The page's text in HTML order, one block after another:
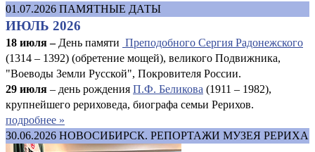
01.07.2026 ПАМЯТНЫЕ ДАТЫ
ИЮЛЬ 2026
18 июля – День памяти Преподобного Сергия Радонежского
(1314 – 1392) (обретение мощей), великого Подвижника,
"Воеводы Земли Русской", Покровителя России.
29 июля – день рождения П.Ф. Беликова (1911 – 1982),
крупнейшего рериховеда, биографа семьи Рерихов.
подробнее »
30.06.2026 НОВОСИБИРСК. РЕПОРТАЖИ МУЗЕЯ РЕРИХА